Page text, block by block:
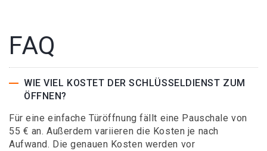
FAQ
WIE VIEL KOSTET DER SCHLÜSSELDIENST ZUM
ÖFFNEN?
Für eine einfache Türöffnung fällt eine Pauschale von
55 € an. Außerdem variieren die Kosten je nach
Aufwand. Die genauen Kosten werden vor